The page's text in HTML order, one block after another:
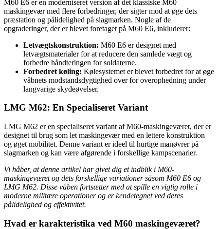
M60 E6 er en moderniseret version af det klassiske M60
maskingevær med flere forbedringer, der sigter mod at øge dets
præstation og pålidelighed på slagmarken. Nogle af de
opgraderinger, der er blevet foretaget på M60 E6, inkluderer:
Letvægtskonstruktion: M60 E6 er designet med
letvægtsmaterialer for at reducere den samlede vægt og
forbedre håndteringen for soldaterne.
Forbedret køling: Kølesystemet er blevet forbedret for at øge
våbnets modstandsdygtighed over for overophedning under
langvarige skydeøvelser.
LMG M62: En Specialiseret Variant
LMG M62 er en specialiseret variant af M60-maskingeværet, der er
designet til brug som let maskingevær med en lettere konstruktion
og øget mobilitet. Denne variant er ideel til hurtige manøvrer på
slagmarken og kan være afgørende i forskellige kampscenarier.
Vi håber, at denne artikel har givet dig et indblik i M60-
maskingeværet og dets forskellige variationer såsom M60 E6 og
LMG M62. Disse våben fortsætter med at spille en vigtig rolle i
moderne militære operationer og er kendetegnet ved deres
pålidelighed og effektivitet.
Hvad er karakteristika ved M60 maskingeværet?